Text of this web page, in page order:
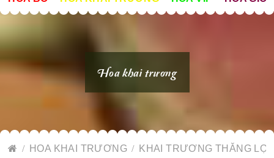
Hoa khai trương
HOA KHAI TRƯƠNG KHAI TRƯƠNG THẮNG LỢI